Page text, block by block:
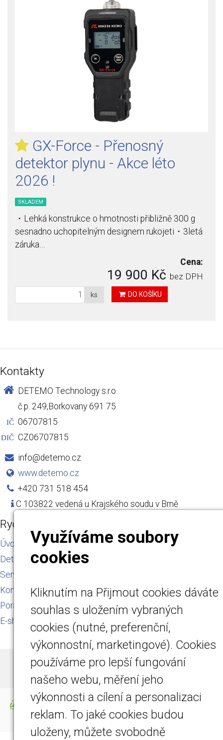
GX-Force - Přenosný
detektor plynu - Akce léto
2026 !
SKLADEM
・Lehká konstrukce o hmotnosti přibližně 300 g
sesnadno uchopitelným designem rukojeti・3letá
záruka…
Cena:
19 900 Kč bez DPH
ks DO KOŠÍKU
Kontakty
DETEMO Technology s.r.o.
č.p. 249,Borkovany 691 75
IČ 06707815
DIČ CZ06707815
info@detemo.cz
www.detemo.cz
+420 731 518 454
C 103822 vedená u Krajského soudu v Brně
Rychlá navigace
Úvod
Detektory plynu
Servis a kalibrace
Kontakt
Poradna
E-shop
© 2026DETEMO Technology s.r.o. | Mapa webu
-webové stránkys AI,doménaawebhosting
u jediného 5★ registrátora v ČR
Využíváme soubory
cookies
Kliknutím na Přijmout cookies dáváte
souhlas s uložením vybraných
cookies (nutné, preferenční,
výkonnostní, marketingové). Cookies
používáme pro lepší fungování
našeho webu, měření jeho
výkonnosti a cílení a personalizaci
reklam. To jaké cookies budou
uloženy, můžete svobodně